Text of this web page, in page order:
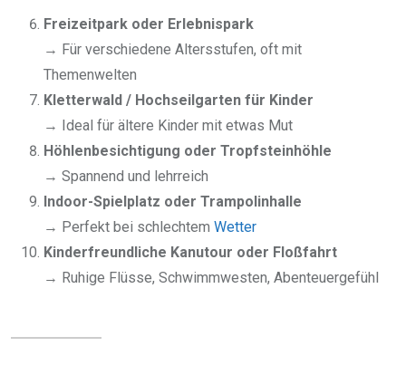
Freizeitpark oder Erlebnispark
→ Für verschiedene Altersstufen, oft mit
Themenwelten
Kletterwald / Hochseilgarten für Kinder
→ Ideal für ältere Kinder mit etwas Mut
Höhlenbesichtigung oder Tropfsteinhöhle
→ Spannend und lehrreich
Indoor-Spielplatz oder Trampolinhalle
→ Perfekt bei schlechtem Wetter
Kinderfreundliche Kanutour oder Floßfahrt
→ Ruhige Flüsse, Schwimmwesten, Abenteuergefühl